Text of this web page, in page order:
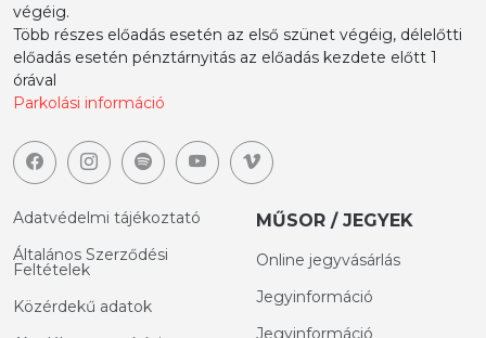
végéig.
Több részes előadás esetén az első szünet végéig, délelőtti
előadás esetén pénztárnyitás az előadás kezdete előtt 1
órával
Parkolási információ
Adatvédelmi tájékoztató
Általános Szerződési
Feltételek
Közérdekű adatok
MŰSOR / JEGYEK
Online jegyvásárlás
Jegyinformáció
Jegyinformáció